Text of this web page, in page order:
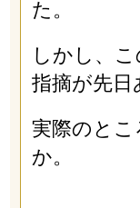
た。
しかし、
指摘が先日
実際のと
か。